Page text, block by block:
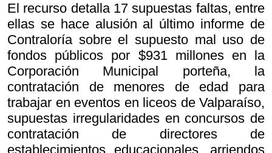
El recurso detalla 17 supuestas faltas, entre
ellas se hace alusión al último informe de
Contraloría sobre el supuesto mal uso de
fondos públicos por $931 millones en la
Corporación Municipal porteña, la
contratación de menores de edad para
trabajar en eventos en liceos de Valparaíso,
supuestas irregularidades en concursos de
contratación de directores de
establecimientos educacionales, arriendos